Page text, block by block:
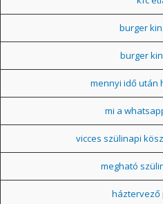
burger
burger
mennyi idő után
mi a
vicces szülinapi
megható
háztervező